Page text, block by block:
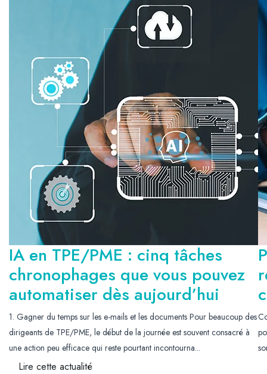
IA en TPE/PME : cinq tâches
chronophages que vous pouvez
automatiser dès aujourd’hui
1. Gagner du temps sur les e-mails et les documents Pour beaucoup des
dirigeants de TPE/PME, le début de la journée est souvent consacré à
une action peu efficace qui reste pourtant incontourna...
Lire cette actualité